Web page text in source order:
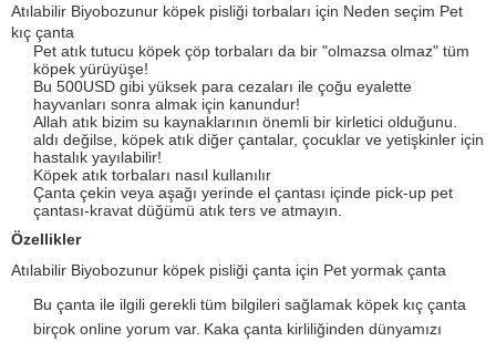
Atılabilir Biyobozunur köpek pisliği torbaları için Neden seçim Pet
kıç çanta
Pet atık tutucu köpek çöp torbaları da bir "olmazsa olmaz" tüm
köpek yürüyüşe!
Bu 500USD gibi yüksek para cezaları ile çoğu eyalette
hayvanları sonra almak için kanundur!
Allah atık bizim su kaynaklarının önemli bir kirletici olduğunu.
aldı değilse, köpek atık diğer çantalar, çocuklar ve yetişkinler için
hastalık yayılabilir!
Köpek atık torbaları nasıl kullanılır
Çanta çekin veya aşağı yerinde el çantası içinde pick-up pet
çantası-kravat düğümü atık ters ve atmayın.
Özellikler
Atılabilir Biyobozunur köpek pisliği çanta için Pet yormak çanta
Bu çanta ile ilgili gerekli tüm bilgileri sağlamak köpek kıç çanta
birçok online yorum var. Kaka çanta kirliliğinden dünyamızı